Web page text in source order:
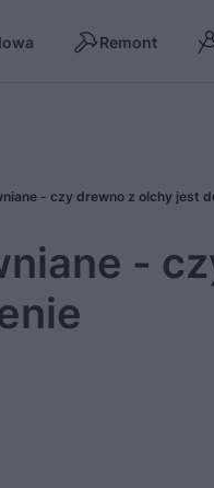
Remont
- czy drewno z olchy jest
-